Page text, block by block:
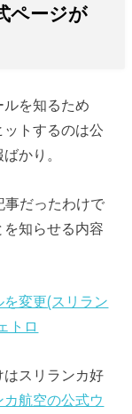
ページが
を知るため
トするのは公
かり。
だったわけで
知らせる内容
変更(スリラン
トロ
スリランカ好
航空の公式ウ